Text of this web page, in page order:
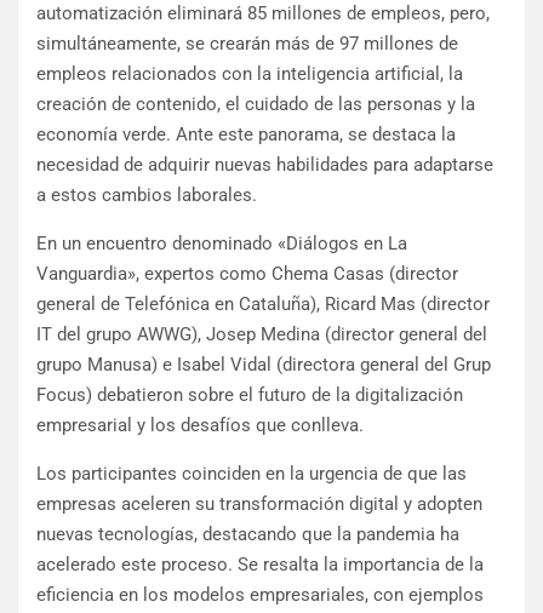
automatización eliminará 85 millones de empleos, pero,
simultáneamente, se crearán más de 97 millones de
empleos relacionados con la inteligencia artificial, la
creación de contenido, el cuidado de las personas y la
economía verde. Ante este panorama, se destaca la
necesidad de adquirir nuevas habilidades para adaptarse
a estos cambios laborales.
En un encuentro denominado «Diálogos en La
Vanguardia», expertos como Chema Casas (director
general de Telefónica en Cataluña), Ricard Mas (director
IT del grupo AWWG), Josep Medina (director general del
grupo Manusa) e Isabel Vidal (directora general del Grup
Focus) debatieron sobre el futuro de la digitalización
empresarial y los desafíos que conlleva.
Los participantes coinciden en la urgencia de que las
empresas aceleren su transformación digital y adopten
nuevas tecnologías, destacando que la pandemia ha
acelerado este proceso. Se resalta la importancia de la
eficiencia en los modelos empresariales, con ejemplos